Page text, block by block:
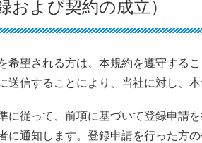
および契約の成立）
希望される方は、本規約を遵守する
送信することにより、当社に対し、
に従って、前項に基づいて登録申請
に通知します。登録申請を行った方